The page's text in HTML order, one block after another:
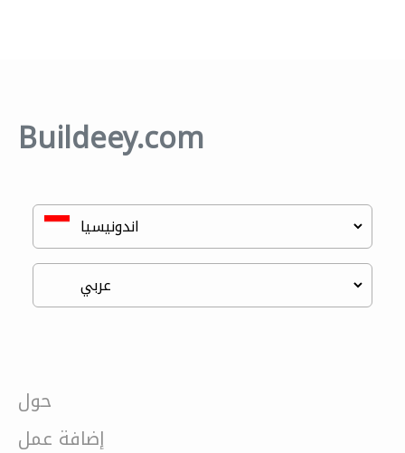
Buildeey.com
حول
إضافة عمل